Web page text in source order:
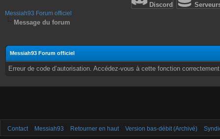
Discord
Messiah93 Forum officiel
Message du forum
Messiah93 Forum officiel
Erreur de code d’autorisation. Accédez-vous à cette fonction
Contact Messiah93 Retourner en haut Version bas-débit (Archivé)